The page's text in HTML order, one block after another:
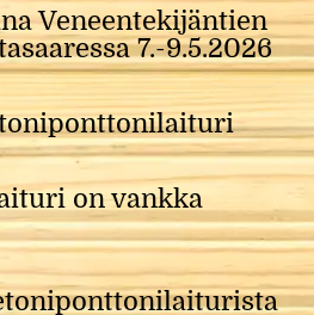
Veneentekijäntien
7.-9.5.2026
on vankka